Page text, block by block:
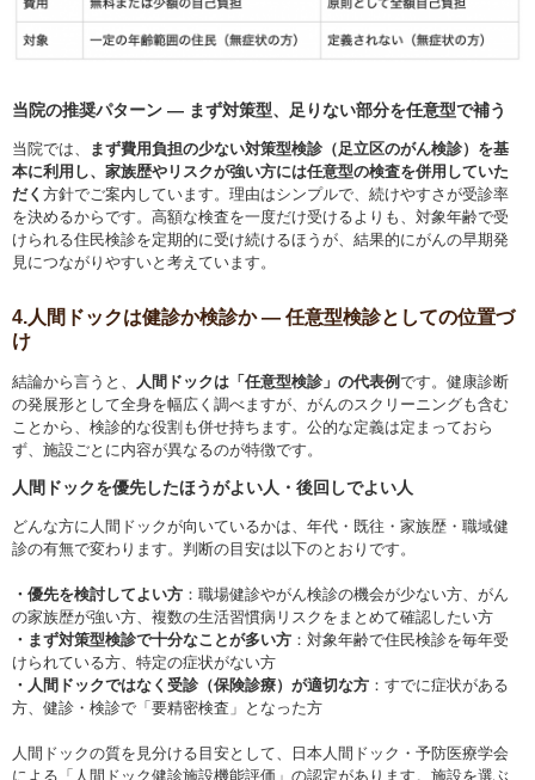
当院の推奨パターン ― まず対策型、足りない部分を任意型で補う
当院では、
まず費用負担の少ない対策型検診（足立区のがん検診）を基
本に利用し、家族歴やリスクが強い方には任意型の検査を併用していた
だく 方針でご案内しています。理由はシンプルで、続けやすさが受診率
を決めるからです。高額な検査を一度だけ受けるよりも、対象年齢で受
けられる住民検診を定期的に受け続けるほうが、結果的にがんの早期発
見につながりやすいと考えています。
4.人間ドックは健診か検診か ― 任意型検診としての位置づ
け
結論から言うと、 人間ドックは「任意型検診」の代表例です。健康診断
の発展形として全身を幅広く調べますが、がんのスクリーニングも含む
ことから、検診的な役割も併せ持ちます。公的な定義は定まっておら
ず、施設ごとに内容が異なるのが特徴です。
人間ドックを優先したほうがよい人・後回しでよい人
どんな方に人間ドックが向いているかは、年代・既往・家族歴・職域健
診の有無で変わります。判断の目安は以下のとおりです。
・優先を検討してよい方 ：職場健診やがん検診の機会が少ない方、がん
の家族歴が強い方、複数の生活習慣病リスクをまとめて確認したい方
・まず対策型検診で十分なことが多い方 ：対象年齢で住民検診を毎年受
けられている方、特定の症状がない方
・人間ドックではなく受診（保険診療）が適切な方 ：すでに症状がある
方、健診・検診で「要精密検査」となった方
人間ドックの質を見分ける目安として、日本人間ドック・予防医療学会
による「人間ドック健診施設機能評価」の認定があります。施設を選ぶ